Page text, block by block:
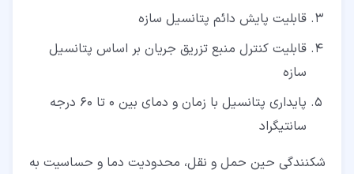
قابلیت پایش دائم پتانسیل سازه
قابلیت کنترل منبع تزریق جریان بر اساس پتانسیل
سازه
پایداری پتانسیل با زمان و دمای بین 0 تا 60 درجه
سانتیگراد
شکنندگی حین حمل و نقل، محدودیت دما و حساسیت به